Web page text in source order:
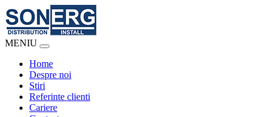
MENIU
Home
Despre noi
Stiri
Referinte clienti
Cariere